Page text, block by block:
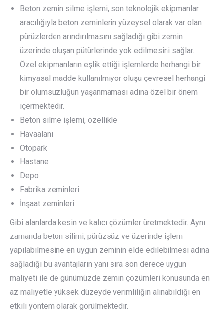
Beton zemin silme işlemi, son teknolojik ekipmanlar
aracılığıyla beton zeminlerin yüzeysel olarak var olan
pürüzlerden arındırılmasını sağladığı gibi zemin
üzerinde oluşan pütürlerinde yok edilmesini sağlar.
Özel ekipmanların eşlik ettiği işlemlerde herhangi bir
kimyasal madde kullanılmıyor oluşu çevresel herhangi
bir olumsuzluğun yaşanmaması adına özel bir önem
içermektedir.
Beton silme işlemi, özellikle
Havaalanı
Otopark
Hastane
Depo
Fabrika zeminleri
İnşaat zeminleri
Gibi alanlarda kesin ve kalıcı çözümler üretmektedir. Aynı
zamanda beton silimi, pürüzsüz ve üzerinde işlem
yapılabilmesine en uygun zeminin elde edilebilmesi adına
sağladığı bu avantajların yanı sıra son derece uygun
maliyeti ile de günümüzde zemin çözümleri konusunda en
az maliyetle yüksek düzeyde verimliliğin alınabildiği en
etkili yöntem olarak görülmektedir.